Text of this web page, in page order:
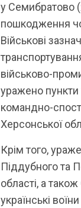
у Семибратово
пошкодження
Військові
військово-
уражено пункти
командно-
Херсонської
Крім того,
Піддубного та
області, а
українські